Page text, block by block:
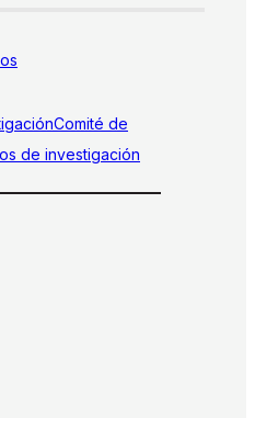
Comité de
de investigación